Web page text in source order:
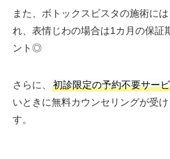
また、ボトックスビスタの施術に
れ、表情じわの場合は1カ月の保証
ント◎
さらに、 初診限定の予約不要サー
いときに無料カウンセリングが受
す。